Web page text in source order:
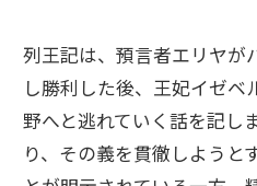
列王記は、預言者エリヤが
し勝利した後、王妃イゼベ
野へと逃れていく話を記し
り、その義を貫徹しようと